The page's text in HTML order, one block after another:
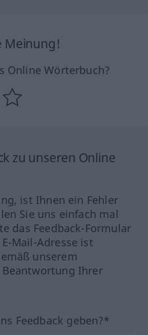
Meinung!
Online Wörterbuch?
zu unseren Online
ist Ihnen ein Fehler
Sie uns einfach mal
das Feedback-Formular
Mail-Adresse ist
unserem
Ihrer
Feedback geben?*